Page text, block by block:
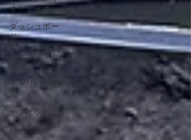
オーディオ
ダッシュボー
ド
ヘッドライト
交換
キャリパー塗
装
ヤフオク販売
パーツ販売